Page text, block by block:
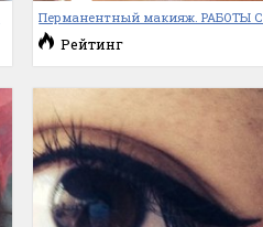
Перманентный макияж. РАБОТЫ С
Рейтинг